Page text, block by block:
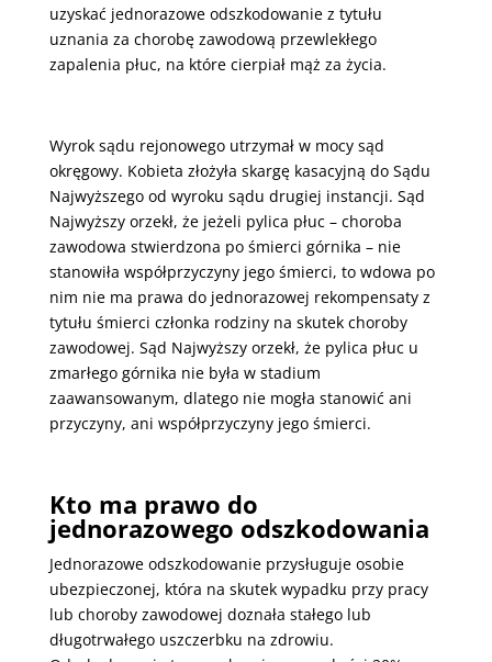
uzyskać jednorazowe odszkodowanie z tytułu
uznania za chorobę zawodową przewlekłego
zapalenia płuc, na które cierpiał mąż za życia.
Wyrok sądu rejonowego utrzymał w mocy sąd
okręgowy. Kobieta złożyła skargę kasacyjną do Sądu
Najwyższego od wyroku sądu drugiej instancji. Sąd
Najwyższy orzekł, że jeżeli pylica płuc – choroba
zawodowa stwierdzona po śmierci górnika – nie
stanowiła współprzyczyny jego śmierci, to wdowa po
nim nie ma prawa do jednorazowej rekompensaty z
tytułu śmierci członka rodziny na skutek choroby
zawodowej. Sąd Najwyższy orzekł, że pylica płuc u
zmarłego górnika nie była w stadium
zaawansowanym, dlatego nie mogła stanowić ani
przyczyny, ani współprzyczyny jego śmierci.
Kto ma prawo do
jednorazowego odszkodowania
Jednorazowe odszkodowanie przysługuje osobie
ubezpieczonej, która na skutek wypadku przy pracy
lub choroby zawodowej doznała stałego lub
długotrwałego uszczerbku na zdrowiu.